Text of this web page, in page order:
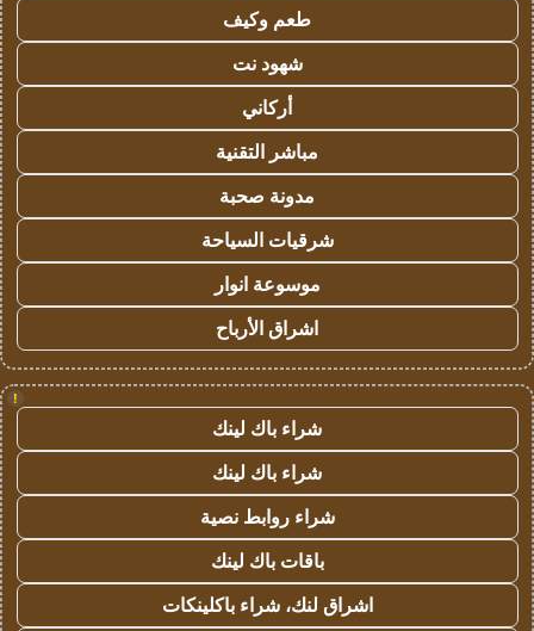
طعم وكيف
شهود نت
أركاني
مباشر التقنية
مدونة صحبة
شرقيات السياحة
موسوعة انوار
اشراق الأرباح
!
شراء باك لينك
شراء باك لينك
شراء روابط نصية
باقات باك لينك
اشراق لنك، شراء باكلينكات